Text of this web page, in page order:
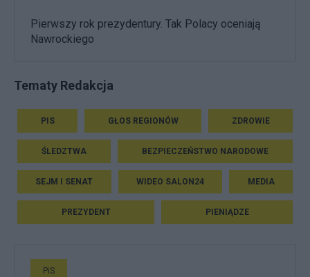
Pierwszy rok prezydentury. Tak Polacy oceniają
Nawrockiego
Tematy Redakcja
PIS GŁOS REGIONÓW ZDROWIE
ŚLEDZTWA BEZPIECZEŃSTWO NARODOWE
SEJM I SENAT WIDEO SALON24 MEDIA
PREZYDENT PIENIĄDZE
PiS